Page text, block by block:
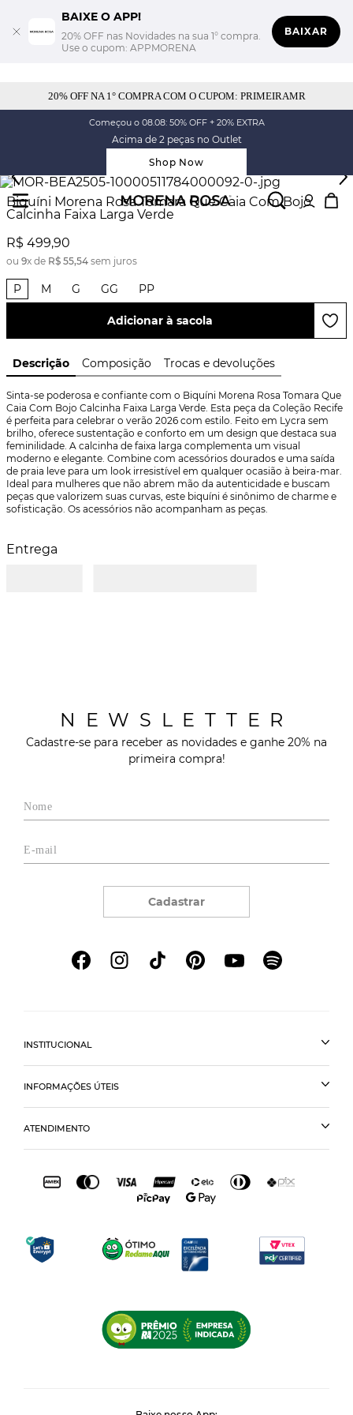
BAIXE O APP!
20% OFF nas Novidades na sua 1° compra.
Use o cupom: APPMORENA
BAIXAR
20% OFF NA 1° COMPRA COM O CUPOM: PRIMEIRAMR
Começou o 08.08: 50% OFF + 20% EXTRA
Acima de 2 peças no Outlet
Shop Now
Biquíni Morena Rosa Tomara Que Caia Com Bojo
Calcinha Faixa Larga Verde
R$ 499,90
ou 9x de R$ 55,54 sem juros
P M G GG PP
Adicionar à sacola
Descrição Composição Trocas e devoluções
Sinta-se poderosa e confiante com o Biquíni Morena Rosa Tomara Que
Caia Com Bojo Calcinha Faixa Larga Verde. Esta peça da Coleção Recife
é perfeita para celebrar o verão 2026 com estilo. Feito em Lycra sem
brilho, oferece sustentação e conforto em um design que destaca sua
feminilidade. A calcinha de faixa larga complementa um visual
moderno e elegante. Combine com acessórios dourados e uma saída
de praia leve para um look irresistível em qualquer ocasião à beira-mar.
Ideal para mulheres que não abrem mão da autenticidade e buscam
peças que valorizem suas curvas, este biquíni é sinônimo de charme e
sofisticação. Os acessórios não acompanham as peças.
Entrega
NEWSLETTER
Cadastre-se para receber as novidades e ganhe 20% na
primeira compra!
Cadastrar
INSTITUCIONAL
INFORMAÇÕES ÚTEIS
ATENDIMENTO